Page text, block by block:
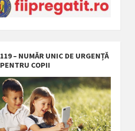
119 – NUMĂR UNIC DE URGENȚĂ
PENTRU COPII